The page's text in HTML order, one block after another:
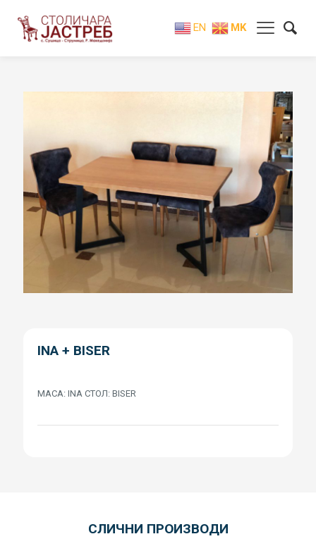
EN MK
INA + BISER
МАСА: INA СТОЛ: BISER
СЛИЧНИ ПРОИЗВОДИ